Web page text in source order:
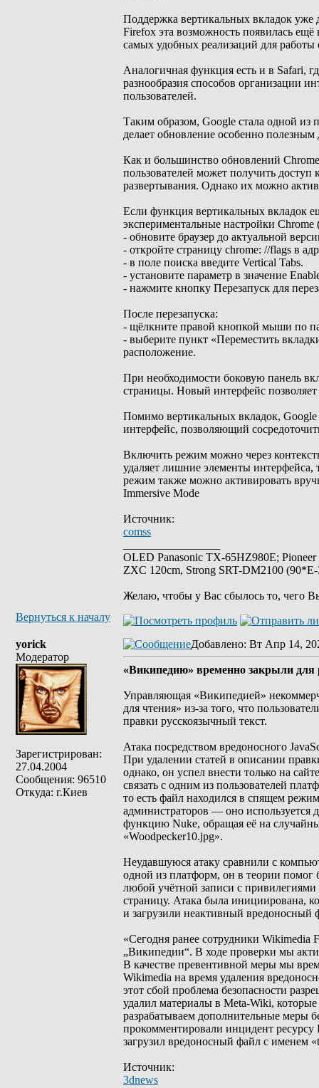
Поддержка вертикальных вкладок уже
Firefox эта возможность появилась
самых удобных реализаций для
Аналогичная функция есть и в Safari,
разнообразия способов организации
пользователей.
Таким образом, Google стала одной
делает обновление особенно полезным
Как и большинство обновлений
пользователей может получить доступ
развертывания. Однако их можно
Если функция вертикальных вкладок
экспериментальные настройки Chrome
- обновите браузер до актуальной
- откройте страницу chrome: //flags в
- в поле поиска введите Vertical Tabs.
- установите параметр в значение
- нажмите кнопку Перезапуск для
После перезапуска:
- щёлкните правой кнопкой мыши по
- выберите пункт «Переместить
расположение.
При необходимости боковую панель
страницы. Новый интерфейс позволяет
Помимо вертикальных вкладок,
интерфейс, позволяющий
Включить режим можно через
удаляет лишние элементы
режим также можно активировать
Immersive Mode
Источник:
comss
OLED Panasonic TX-65HZ980E;
ZXC 120cm, Strong SRT-DM2100
Желаю, чтобы у Вас сбылось то, чего
Вернуться к началу
yorick
Модератор
Зарегистрирован:
27.04.2004
Сообщения: 96510
Откуда: г.Киев
Добавлено: Вт Апр 14,
«Википедию» временно закрыли для
Управляющая «Википедией»
для чтения» из-за того, что
правки русскоязычный текст.
Атака посредством вредоносного
При удалении статей в описании
однако, он успел внести только на
связать с одним из пользователей
то есть файл находился в спящем
администраторов — оно используется
функцию Nuke, обращая её на
«Woodpecker10.jpg».
Неудавшуюся атаку сравнили с
одной из платформ, он в теории
любой учётной записи с привилегиями
страницу. Атака была инициирована,
и загрузили неактивный вредоносный
«Сегодня ранее сотрудники Wikimedia
„Википедии“. В ходе проверки мы
В качестве превентивной меры мы
Wikimedia на время удаления
этот сбой проблема безопасности
удалил материалы в Meta-Wiki,
разрабатываем дополнительные меры
прокомментировали инцидент
загрузил вредоносный файл с именем
Источник:
3dnews